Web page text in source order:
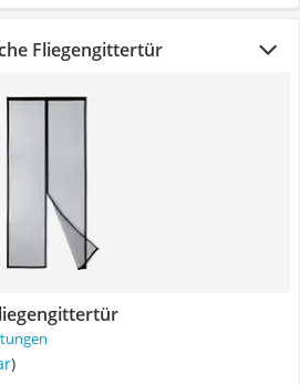
Fliegengittertür
)